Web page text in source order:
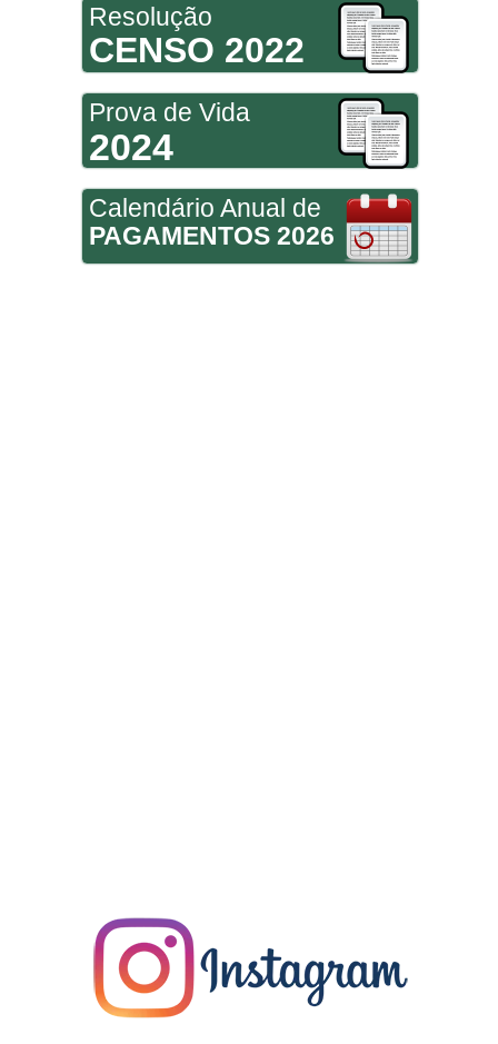
Resolução
CENSO 2022
Prova de Vida
2024
Calendário Anual de
PAGAMENTOS 2026